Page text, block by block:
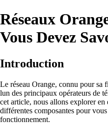
Réseaux
Vous Devez
Introduction
Le réseau Orange, connu pour sa
lun des principaux opérateurs de
cet article, nous allons explorer en
différentes composantes pour
fonctionnement.